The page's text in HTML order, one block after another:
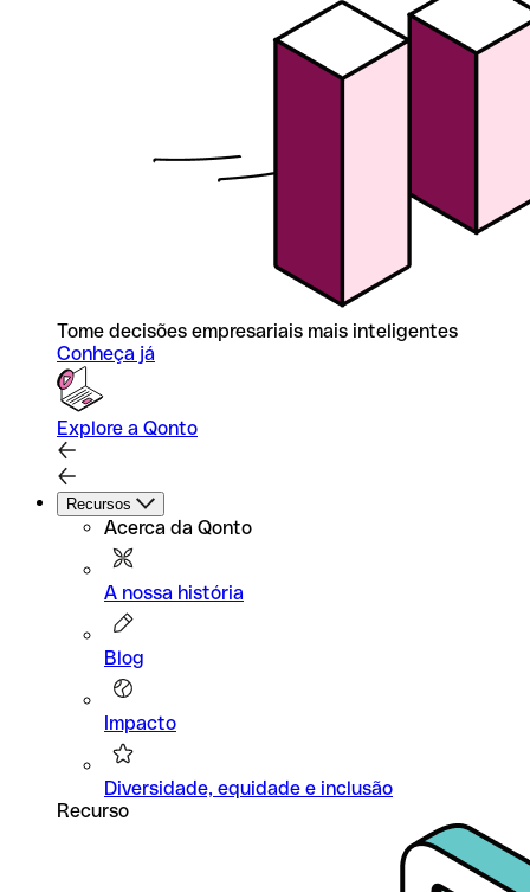
Tome decisões empresariais mais inteligentes
Conheça já
Explore a Qonto
Recursos
Acerca da Qonto
A nossa história
Blog
Impacto
Diversidade, equidade e inclusão
Recurso